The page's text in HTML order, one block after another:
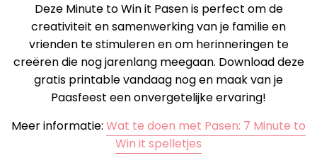
Deze Minute to Win it Pasen is perfect om de
creativiteit en samenwerking van je familie en
vrienden te stimuleren en om herinneringen te
creëren die nog jarenlang meegaan. Download deze
gratis printable vandaag nog en maak van je
Paasfeest een onvergetelijke ervaring!
Meer informatie: Wat te doen met Pasen: 7 Minute to
Win it spelletjes